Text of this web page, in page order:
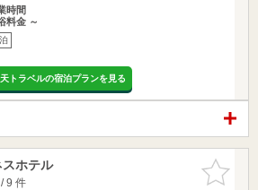
時間
料金 ～
トラベルの宿泊プランを見る
お気に入
りに追加
ホテル
9 件